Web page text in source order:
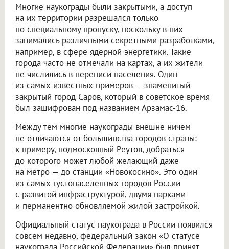
Многие наукограды были закрытыми, а доступ
на их территории разрешался только
по специальному пропуску, поскольку в них
занимались различными секретными разработками,
например, в сфере ядерной энергетики. Такие
города часто не отмечали на картах, а их жители
не числились в переписи населения. Один
из самых известных примеров — знаменитый
закрытый город Саров, который в советское время
был зашифрован под названием Арзамас-16.
Между тем многие наукограды внешне ничем
не отличаются от большинства городов страны:
к примеру, подмосковный Реутов, добраться
до которого может любой желающий даже
на метро — до станции «Новокосино». Это один
из самых густонаселенных городов России
с развитой инфраструктурой, двумя парками
и перманентно обновляемой жилой застройкой.
Официальный статус наукограда в России появился
совсем недавно, федеральный закон «О статусе